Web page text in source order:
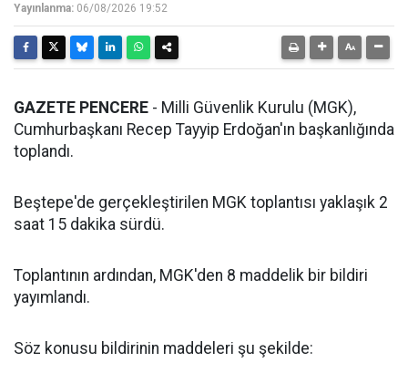
Yayınlanma: 06/08/2026 19:52
GAZETE PENCERE - Milli Güvenlik Kurulu (MGK),
Cumhurbaşkanı Recep Tayyip Erdoğan'ın başkanlığında
toplandı.
Beştepe'de gerçekleştirilen MGK toplantısı yaklaşık 2
saat 15 dakika sürdü.
Toplantının ardından, MGK'den 8 maddelik bir bildiri
yayımlandı.
Söz konusu bildirinin maddeleri şu şekilde: